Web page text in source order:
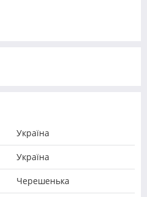
Україна
Україна
Черешенька